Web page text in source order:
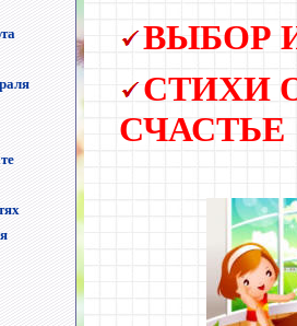
ВЫБОР
СТИХИ
СЧАСТЬЕ